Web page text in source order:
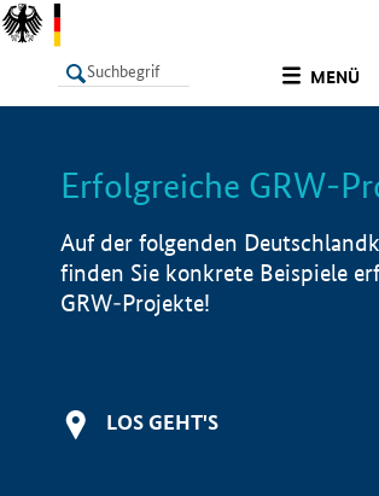
MENÜ
LISTE
Erfolgreiche GRW-
Auf der folgenden
finden Sie konkrete Beispiele
GRW-Projekte!
LOS GEHT'S